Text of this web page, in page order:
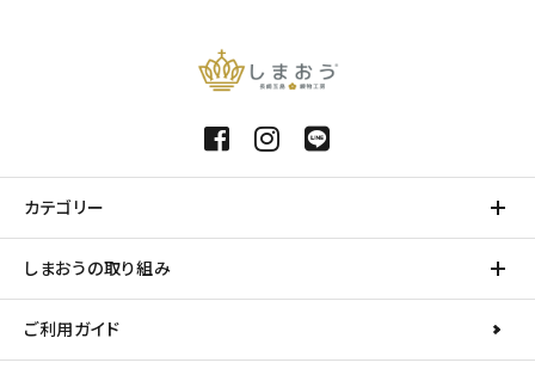
カテゴリー
しまおうの取り組み
ご利用ガイド